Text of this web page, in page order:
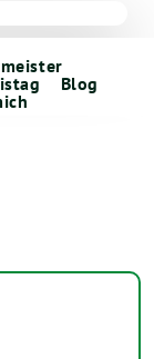
Blog